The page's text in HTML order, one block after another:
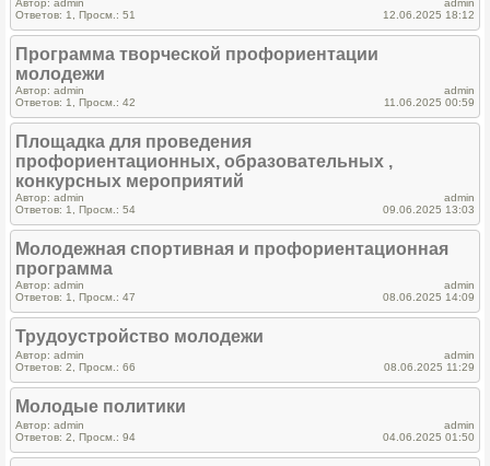
Автор: admin
Ответов: 1, Просм.: 51
admin
12.06.2025 18:12
Программа творческой профориентации
молодежи
Автор: admin
Ответов: 1, Просм.: 42
admin
11.06.2025 00:59
Площадка для проведения
профориентационных, образовательных ,
конкурсных мероприятий
Автор: admin
Ответов: 1, Просм.: 54
admin
09.06.2025 13:03
Молодежная спортивная и профориентационная
программа
Автор: admin
Ответов: 1, Просм.: 47
admin
08.06.2025 14:09
Трудоустройство молодежи
Автор: admin
Ответов: 2, Просм.: 66
admin
08.06.2025 11:29
Молодые политики
Автор: admin
Ответов: 2, Просм.: 94
admin
04.06.2025 01:50